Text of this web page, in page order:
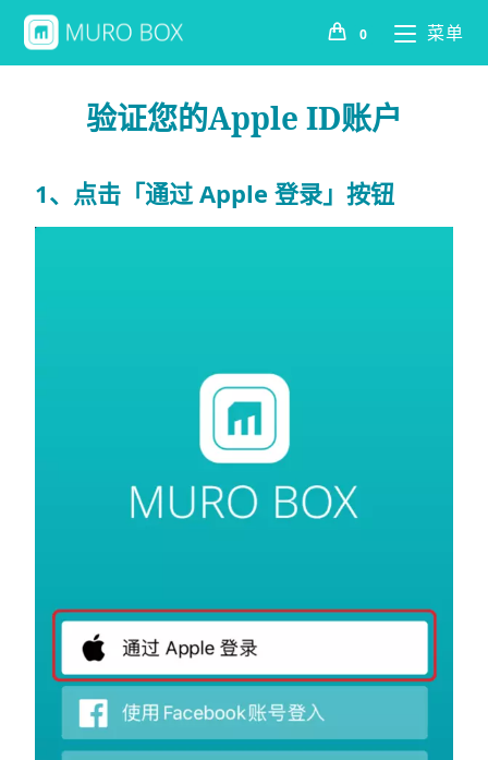
0 菜单
验证您的Apple ID账户
1、点击「通过 Apple 登录」按钮